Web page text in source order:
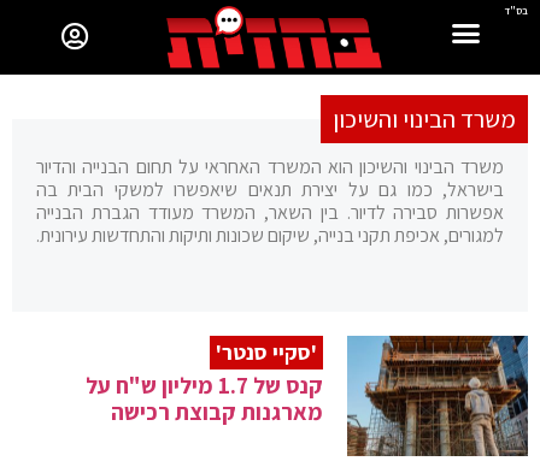
בס"ד
משרד הבינוי והשיכון
משרד הבינוי והשיכון הוא המשרד האחראי על תחום הבנייה והדיור
בישראל, כמו גם על יצירת תנאים שיאפשרו למשקי הבית בה
אפשרות סבירה לדיור. בין השאר, המשרד מעודד הגברת הבנייה
למגורים, אכיפת תקני בנייה, שיקום שכונות ותיקות והתחדשות עירונית.
'סקיי סנטר'
קנס של 1.7 מיליון ש"ח על
מארגנות קבוצת רכישה